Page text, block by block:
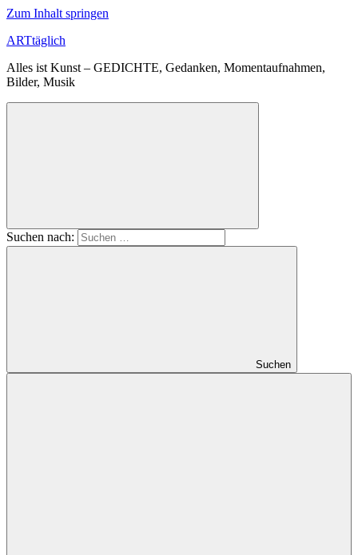
Zum Inhalt springen
ARTtäglich
Alles ist Kunst – GEDICHTE, Gedanken, Momentaufnahmen,
Bilder, Musik
Suchen nach:
Suchen